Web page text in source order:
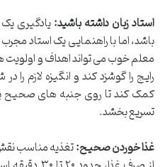
استاد زبان داشته باشید:یادگیری
باشد، اما با راهنمایی یک استاد
معلم خوب می تواند اهداف و
رایج را گوشزد کند و انگیزه لازم را
کمک کند تا روی جنبه های صحیح
تسریع بخشد.
غذا خوردن صحیح:تغذیه مناسب